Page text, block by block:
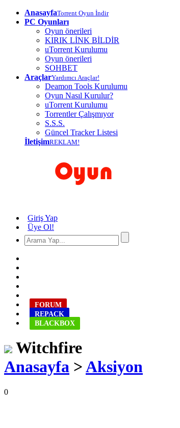
AnasayfaTorrent Oyun İndir
PC Oyunları
Oyun önerileri
KIRIK LİNK BİLDİR
uTorrent Kurulumu
Oyun önerileri
SOHBET
AraçlarYardımcı Araçlar!
Deamon Tools Kurulumu
Oyun Nasıl Kurulur?
uTorrent Kurulumu
Torrentler Çalışmıyor
S.S.S.
Güncel Tracker Listesi
İletişimREKLAM!
Giriş Yap
Üye Ol!
FORUM
REPACK
BLACKBOX
Witchfire
Anasayfa >Aksiyon
0